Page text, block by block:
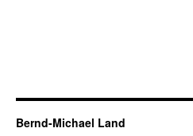
Bernd-Michael Land